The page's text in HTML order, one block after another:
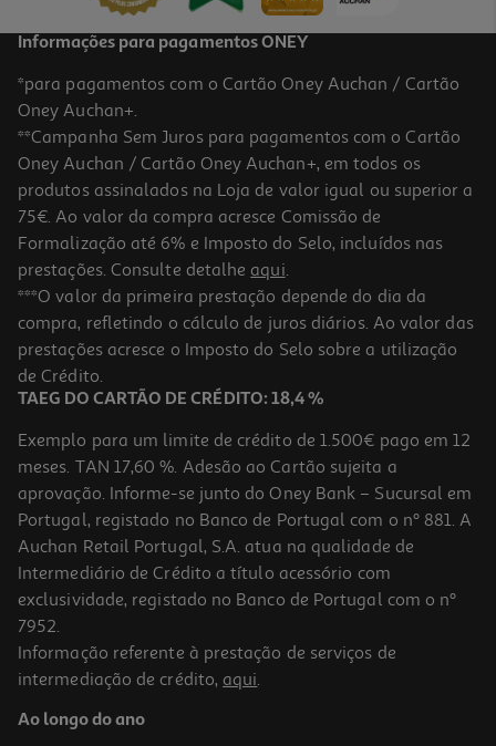
Informações para pagamentos ONEY
*para pagamentos com o Cartão Oney Auchan / Cartão
Oney Auchan+.
**Campanha Sem Juros para pagamentos com o Cartão
Oney Auchan / Cartão Oney Auchan+, em todos os
produtos assinalados na Loja de valor igual ou superior a
75€. Ao valor da compra acresce Comissão de
Formalização até 6% e Imposto do Selo, incluídos nas
prestações. Consulte detalhe aqui.
***O valor da primeira prestação depende do dia da
compra, refletindo o cálculo de juros diários. Ao valor das
prestações acresce o Imposto do Selo sobre a utilização
de Crédito.
TAEG DO CARTÃO DE CRÉDITO: 18,4 %
Exemplo para um limite de crédito de 1.500€ pago em 12
meses. TAN 17,60 %. Adesão ao Cartão sujeita a
aprovação. Informe-se junto do Oney Bank – Sucursal em
Portugal, registado no Banco de Portugal com o nº 881. A
Auchan Retail Portugal, S.A. atua na qualidade de
Intermediário de Crédito a título acessório com
exclusividade, registado no Banco de Portugal com o nº
7952.
Informação referente à prestação de serviços de
intermediação de crédito, aqui.
Ao longo do ano